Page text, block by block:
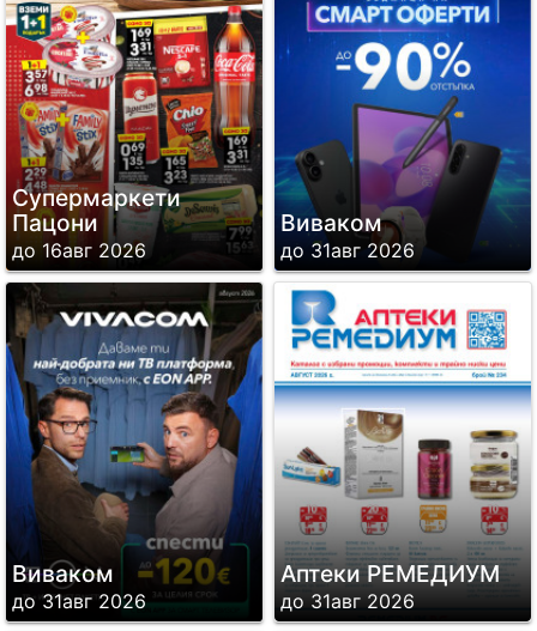
Супермаркети
Пацони
до 16авг 2026
Виваком
до 31авг 2026
Виваком
до 31авг 2026
Аптеки РЕМЕДИУМ
до 31авг 2026